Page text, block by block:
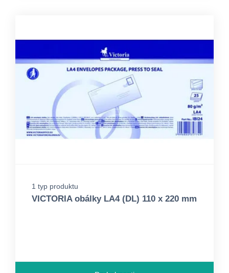
1 typ produktu
VICTORIA obálky LA4 (DL) 110 x 220 mm